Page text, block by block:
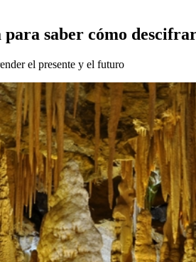
saber cómo
el presente y el futuro